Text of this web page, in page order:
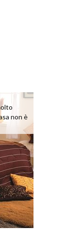
non è